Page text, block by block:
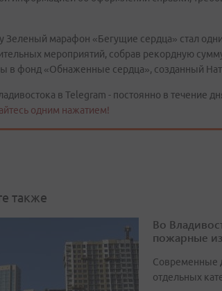
Зеленый марафон «Бегущие сердца» стал
мероприятий, собрав рекордную
в фонд «Обнаженные сердца», созданный
в Telegram - постоянно в течение
одним нажатием!
также
Во
пожарные
Современные
отдельных